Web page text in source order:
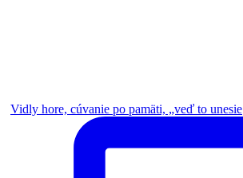
Vidly hore, cúvanie po pamäti, „veď to unesie